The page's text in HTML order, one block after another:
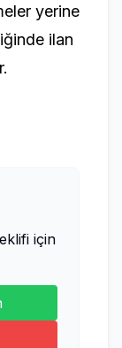
yerine
ilan
için